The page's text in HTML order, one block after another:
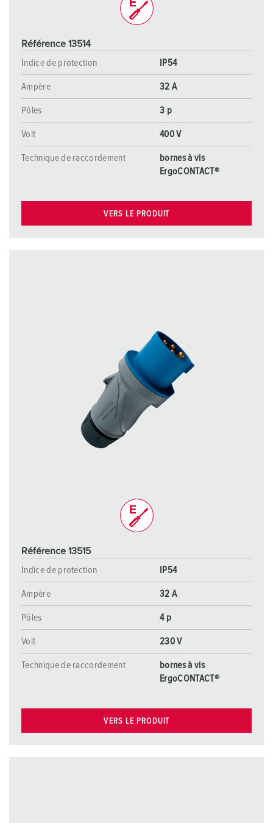
Référence 13514
Indice de protection
IP54
Ampère 32 A
Pôles 3 p
Volt 400 V
Technique de raccordement
bornes à vis
ErgoCONTACT®
VERS LE PRODUIT
Référence 13515
Indice de protection
IP54
Ampère 32 A
Pôles 4 p
Volt 230 V
Technique de raccordement
bornes à vis
ErgoCONTACT®
VERS LE PRODUIT